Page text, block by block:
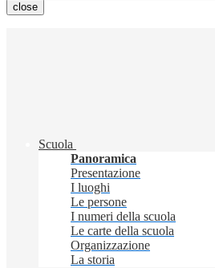
close
Scuola
Panoramica
Presentazione
I luoghi
Le persone
I numeri della scuola
Le carte della scuola
Organizzazione
La storia